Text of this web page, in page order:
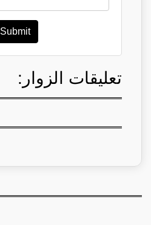
Submit
تعليقات الزوار: